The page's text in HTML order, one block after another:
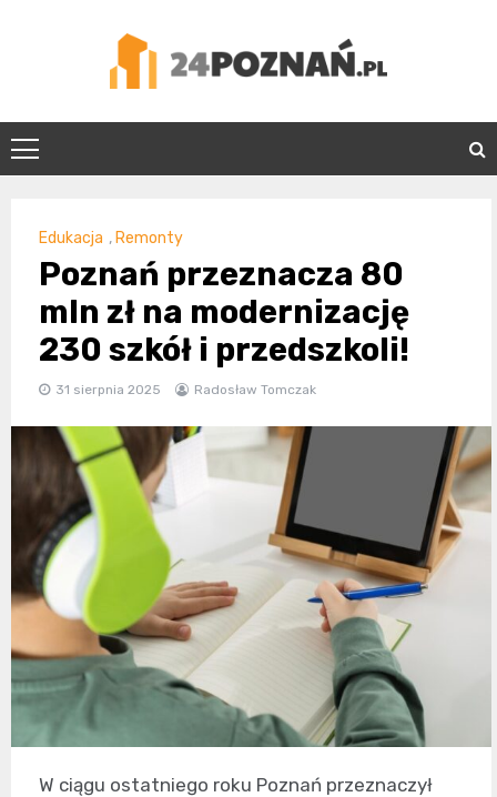
24Poznań.pl
Edukacja , Remonty
Poznań przeznacza 80
mln zł na modernizację
230 szkół i przedszkoli!
31 sierpnia 2025 Radosław Tomczak
W ciągu ostatniego roku Poznań przeznaczył